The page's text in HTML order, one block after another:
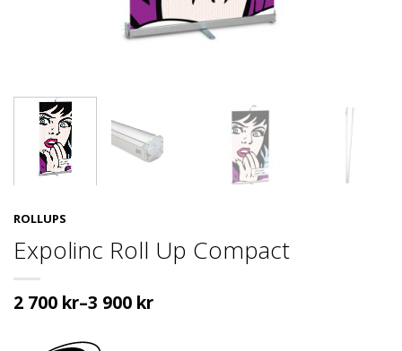
ROLLUPS
Expolinc Roll Up Compact
2 700 kr–3 900 kr